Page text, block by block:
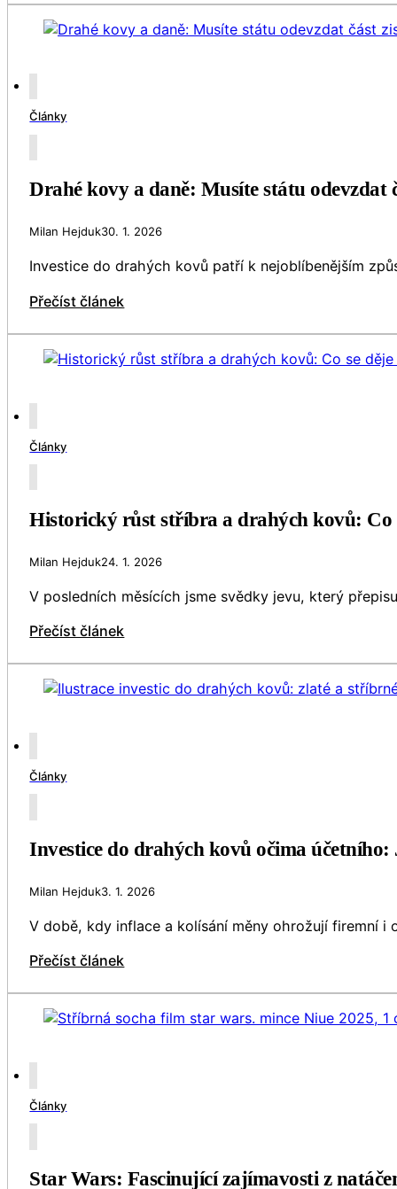
Články
Drahé kovy a daně: Musíte státu odevzdat
Milan Hejduk30. 1. 2026
Investice do drahých kovů patří k nejoblíbenějším
Přečíst článek
Články
Historický růst stříbra a drahých kovů: Co
Milan Hejduk24. 1. 2026
V posledních měsících jsme svědky jevu, který
Přečíst článek
Články
Investice do drahých kovů očima
Milan Hejduk3. 1. 2026
V době, kdy inflace a kolísání měny ohrožují firemní
Přečíst článek
Články
Star Wars: Fascinující zajímavosti z